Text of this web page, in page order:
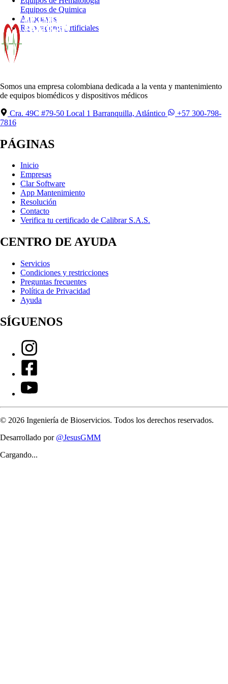
Equipos de Quimica
Autoclaves
Respiradores Artificiales
Somos una empresa colombiana dedicada a la venta y mantenimiento
de equipos biomédicos y dispositivos médicos
Cra. 49C #79-50 Local 1 Barranquilla, Atlántico
+57 300-798-
7816
PÁGINAS
Inicio
Empresas
Clar Software
App Mantenimiento
Resolución
Contacto
Verifica tu certificado de Calibrar S.A.S.
CENTRO DE AYUDA
Servicios
Condiciones y restricciones
Preguntas frecuentes
Política de Privacidad
Ayuda
SÍGUENOS
© 2026 Ingeniería de Bioservicios. Todos los derechos reservados.
Desarrollado por @JesusGMM
Cargando...